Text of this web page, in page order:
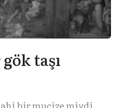
taşı
bir mucize miydi,